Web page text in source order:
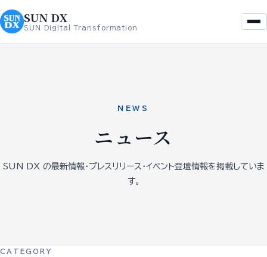
を
ス
キ
へ
ス
キ
SUN DX
SUN Digital Transformation
NEWS
ニュース
SUN DX の最新情報・プレスリリース・イベント登壇情報を掲載していま
す。
CATEGORY